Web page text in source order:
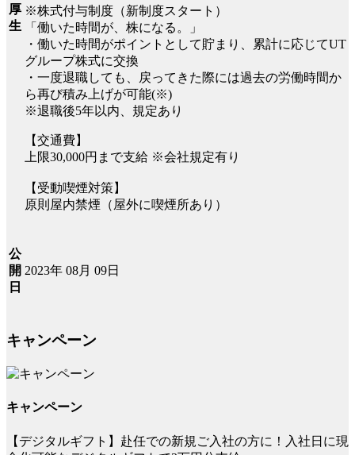
厚
生
※株式付与制度（新制度スタート）
「働いた時間が、株になる。」
・働いた時間がポイントとして貯まり、累計に応じてUT
グループ株式に交換
・一度退職しても、戻ってきた際には過去の労働時間か
ら再び積み上げが可能(※)
※退職後5年以内、規定あり
【交通費】
上限30,000円まで支給 ※会社規定有り
【受動喫煙対策】
原則屋内禁煙（屋外に喫煙所あり）
公
開
日
2023年 08月 09日
キャンペーン
キャンペーン
【デジタルギフト】赴任での新規ご入社の方に！入社日に現